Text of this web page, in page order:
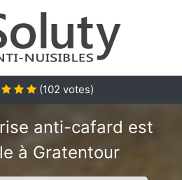
(102 votes)
anti-cafard est
à Gratentour